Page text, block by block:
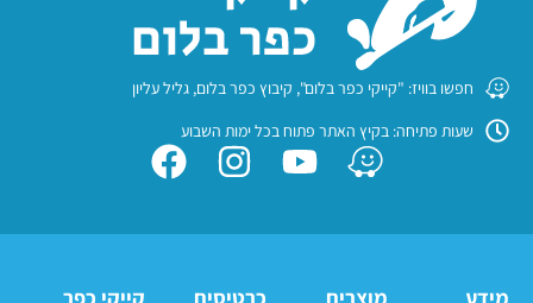
חפשו בוויז: "קייקי כפר בלום", קיבוץ כפר בלום, גליל עליון
שעות פתיחה: בקיץ האתר פתוח בכל ימות השבוע